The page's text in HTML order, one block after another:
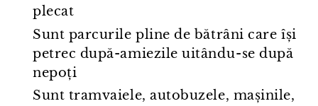
plecat
Sunt parcurile pline de bătrâni care își
petrec după-amiezile uitându⁠-⁠se după
nepoți
Sunt tramvaiele, autobuzele, mașinile,